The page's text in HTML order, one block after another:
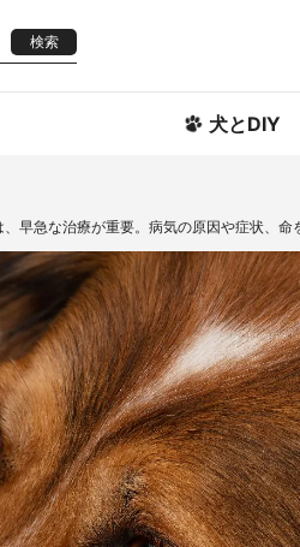
検索
犬とDIY
、早急な治療が重要。病気の原因や症状、